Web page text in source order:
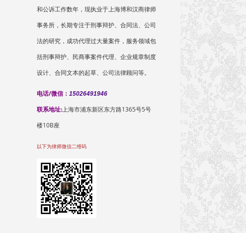
和公诉工作数年，现执业于上海博和汉商律师
事务所，长期专注于刑事辩护、合同法、公司
法的研究，成功代理过大量案件，服务领域包
括刑事辩护、民商事案件代理、企业规章制度
设计、合同文本的起草、公司法律顾问等。
电话/微信： 15026491946
联系地址:上海市浦东新区东方路1365号5号
楼10B座
以下为律师微信二维码